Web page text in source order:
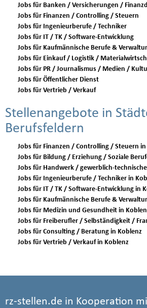
Jobs für Banken / Versicherungen /
Jobs für Finanzen / Controlling / Steuern
Jobs für Ingenieurberufe / Techniker
Jobs für IT / TK / Software-Entwicklung
Jobs für Kaufmännische Berufe &
Jobs für Einkauf / Logistik /
Jobs für PR / Journalismus / Medien /
Jobs für Öffentlicher Dienst
Jobs für Vertrieb / Verkauf
Stellenangebote in
Berufsfeldern
Jobs für
Jobs für Ingenieurberufe /
Jobs für IT / TK /
Jobs für Medizin und Gesundheit in
Jobs für Consulting / Beratung in Koblenz
Jobs für Vertrieb / Verkauf in Koblenz
rz-stellen.de in Kooperation